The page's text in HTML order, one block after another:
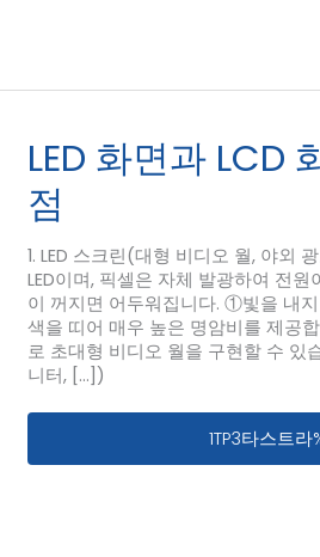
LED 화면과 LCD
점
1. LED 스크린(대형 비디오 월, 야외
LED이며, 픽셀은 자체 발광하여 전
이 꺼지면 어두워집니다. ①빛을 내
색을 띠어 매우 높은 명암비를 제공
로 초대형 비디오 월을 구현할 수 있
니터, […])
LED 화면과
1TP3타스트라